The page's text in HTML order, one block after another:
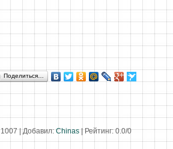
Поделиться…
1007|Добавил: Chinas |Рейтинг: 0.0/0